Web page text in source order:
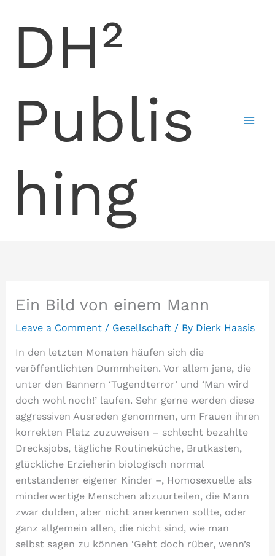
DH²
Publis
hing
Ein Bild von einem Mann
Leave a Comment / Gesellschaft/ By Dierk Haasis
In den letzten Monaten häufen sich die
veröffentlichten Dummheiten. Vor allem jene, die
unter den Bannern ‘Tugendterror’ und ‘Man wird
doch wohl noch!’ laufen. Sehr gerne werden diese
aggressiven Ausreden genommen, um Frauen ihren
korrekten Platz zuzuweisen – schlecht bezahlte
Drecksjobs, tägliche Routineküche, Brutkasten,
glückliche Erzieherin biologisch normal
entstandener eigener Kinder –, Homosexuelle als
minderwertige Menschen abzuurteilen, die Mann
zwar dulden, aber nicht anerkennen sollte, oder
ganz allgemein allen, die nicht sind, wie man
selbst sagen zu können ‘Geht doch rüber, wenn’s